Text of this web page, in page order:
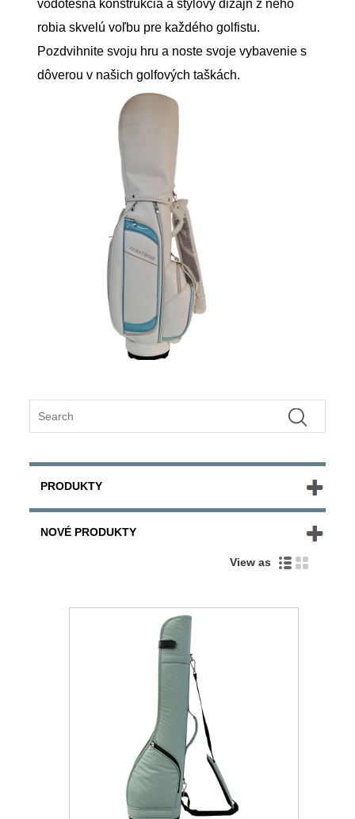
vodotesná konštrukcia a štýlový dizajn z neho
robia skvelú voľbu pre každého golfistu.
Pozdvihnite svoju hru a noste svoje vybavenie s
dôverou v našich golfových taškách.
PRODUKTY
NOVÉ PRODUKTY
View as